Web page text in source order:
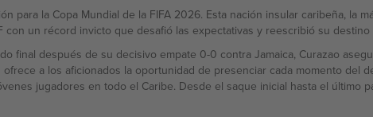
para la Copa Mundial de la FIFA 2026. Esta nación insular caribeña, la
un récord invicto que desafió las expectativas y reescribió su
final después de su decisivo empate 0-0 contra Jamaica, Curazao
a los aficionados la oportunidad de presenciar cada momento del
jugadores en todo el Caribe. Desde el saque inicial hasta el último